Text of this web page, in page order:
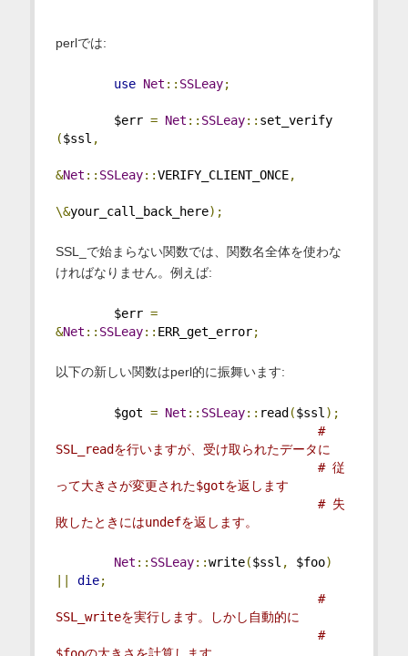
perlでは:
use Net :: SSLeay;
$err = Net :: SSLeay::
set_verify
($ssl ,
&Net :: SSLeay::VERIFY_CLIENT_ONCE,
\&your_call_back_here);
SSL_で始まらない関数では、関数名全体を使わな
ければなりません。例えば:
$err =
&Net :: SSLeay:: ERR_get_error;
以下の新しい関数はperl的に振舞います:
$got = Net :: SSLeay:: read ($ssl);
#
SSL_readを行いますが、受け取られたデータに
# 従
って大きさが変更された$gotを返します
# 失
敗したときにはundefを返します。
Net :: SSLeay::write($ssl , $foo)
||
die;
#
SSL_writeを実行します。しかし自動的に
#
$fooの大きさを計算します。